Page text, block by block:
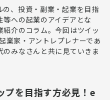
、投資・副業・起業を目指
への起業のアイデアとな
介のコラム。今回はツイッ
業家・アントレプレナーであ
みなさんと共に見ていきま
プを目指す方必見！e